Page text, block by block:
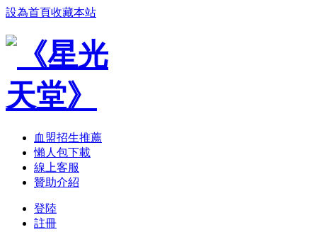
設為首頁收藏本站
血盟招生推薦
懶人包下載
線上客服
贊助介紹
登陸
註冊